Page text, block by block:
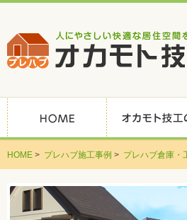
HOME > プレハブ施工事例 > プレハブ倉庫・